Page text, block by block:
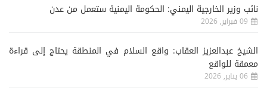
نائب وزير الخارجية اليمني: الحكومة اليمنية ستعمل من عدن
09 فبراير, 2026
الشيخ عبدالعزيز العقاب: واقع السلام في المنطقة يحتاج إلى قراءة
معمقة للواقع
06 يناير, 2026